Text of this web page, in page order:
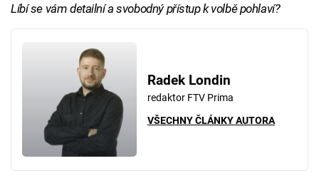
Líbí se vám detailní a svobodný přístup k volbě pohlaví?
Radek Londin
redaktor FTV Prima
VŠECHNY ČLÁNKY AUTORA